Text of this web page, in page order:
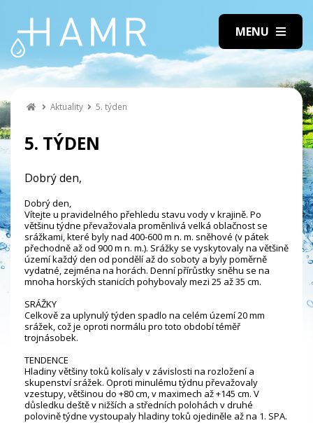
Aktuality 5. týden
5. TÝDEN
Dobrý den,
Dobrý den,
Vítejte u pravidelného přehledu stavu vody v krajině. Po
většinu týdne převažovala proměnlivá velká oblačnost se
srážkami, které byly nad 400-600 m n. m. sněhové (v pátek
přechodně až od 900 m n. m.). Srážky se vyskytovaly na většině
území každý den od pondělí až do soboty a byly poměrně
vydatné, zejména na horách. Denní přírůstky sněhu se na
mnoha horských stanicích pohybovaly mezi 25 až 35 cm.
SRÁŽKY
Celkově za uplynulý týden spadlo na celém území 20 mm
srážek, což je oproti normálu pro toto období téměř
trojnásobek.
TENDENCE
Hladiny většiny toků kolísaly v závislosti na rozložení a
skupenství srážek. Oproti minulému týdnu převažovaly
vzestupy, většinou do +80 cm, v maximech až +145 cm. V
důsledku deště v nižších a středních polohách v druhé
polovině týdne vystoupaly hladiny toků ojediněle až na 1. SPA.